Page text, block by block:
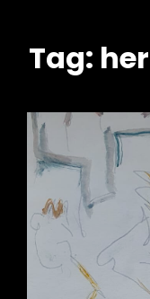
Tag: